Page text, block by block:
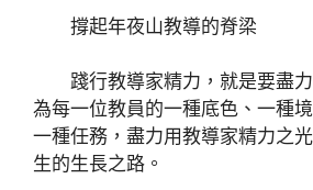
撐起年夜山教導的脊梁
踐行教導家精力，就是要盡
為每一位教員的一種底色、一種
一種任務，盡力用教導家精力之
生的生長之路。